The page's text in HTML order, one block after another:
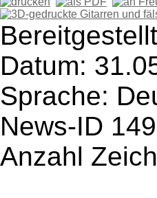
Datum:
Sprache:
News-ID
Anzahl